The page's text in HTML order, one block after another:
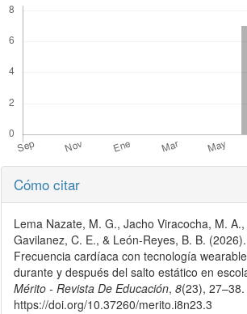
Detalles
del
artículo
Cómo citar
Lema Nazate, M. G., Jacho Viracocha, M.
Gavilanez, C. E., & León-Reyes, B. B. (2026).
Frecuencia cardíaca con tecnología
durante y después del salto estático en
Mérito - Revista De Educación, 8(23), 27–38.
https://doi.org/10.37260/merito.i8n23.3